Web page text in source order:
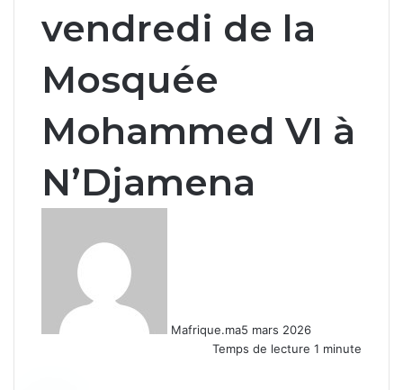
vendredi de la
Mosquée
Mohammed VI à
N’Djamena
Mafrique.ma5 mars 2026
Temps de lecture 1 minute